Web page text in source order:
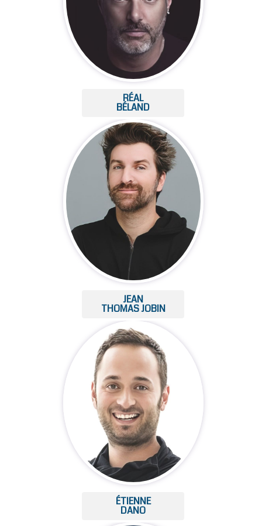
RÉAL
BÉLAND
JEAN
THOMAS JOBIN
ÉTIENNE
DANO